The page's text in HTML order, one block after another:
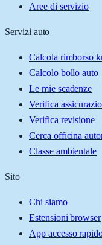
Aree di servizio
Servizi auto
Calcola rimborso
Calcolo bollo auto
Le mie scadenze
Verifica
Verifica revisione
Cerca officina
Classe ambientale
Sito
Chi siamo
Estensioni browser
App accesso